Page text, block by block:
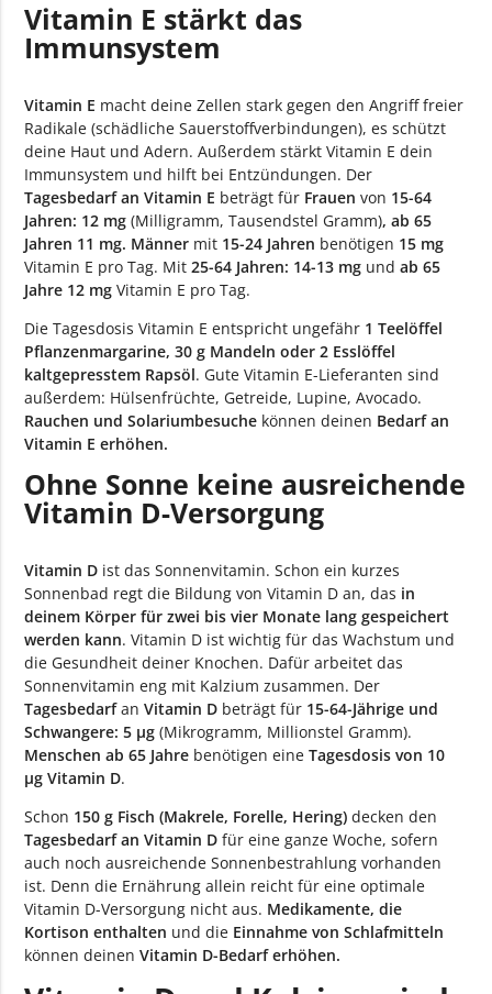
Vitamin E stärkt das
Immunsystem
Vitamin E macht deine Zellen stark gegen den Angriff freier
Radikale (schädliche Sauerstoffverbindungen), es schützt
deine Haut und Adern. Außerdem stärkt Vitamin E dein
Immunsystem und hilft bei Entzündungen. Der
Tagesbedarf an Vitamin E beträgt für Frauenvon 15-64
Jahren: 12 mg(Milligramm, Tausendstel Gramm), ab 65
Jahren 11 mg. Männer mit 15-24 Jahren benötigen 15 mg
Vitamin E pro Tag. Mit25-64 Jahren: 14-13 mg undab 65
Jahre 12 mg Vitamin E pro Tag.
Die Tagesdosis Vitamin E entspricht ungefähr 1 Teelöffel
Pflanzenmargarine, 30 g Mandeln oder 2 Esslöffel
kaltgepresstem Rapsöl. Gute Vitamin E-Lieferanten sind
außerdem: Hülsenfrüchte, Getreide, Lupine, Avocado.
Rauchen und Solariumbesuche können deinen Bedarf an
Vitamin E erhöhen.
Ohne Sonne keine ausreichende
Vitamin D-Versorgung
Vitamin D ist das Sonnenvitamin. Schon ein kurzes
Sonnenbad regt die Bildung von Vitamin D an, das in
deinem Körper für zwei bis vier Monate lang gespeichert
werden kann. Vitamin D ist wichtig für das Wachstum und
die Gesundheit deiner Knochen. Dafür arbeitet das
Sonnenvitamin eng mit Kalzium zusammen. Der
TagesbedarfanVitamin D beträgt für 15-64-Jährige und
Schwangere: 5 µg(Mikrogramm, Millionstel Gramm).
Menschen ab 65 Jahre benötigen eineTagesdosis von 10
µg Vitamin D.
Schon 150 g Fisch (Makrele, Forelle, Hering)decken den
Tagesbedarf an Vitamin Dfür eine ganze Woche, sofern
auch noch ausreichende Sonnenbestrahlung vorhanden
ist. Denn die Ernährung allein reicht für eine optimale
Vitamin D-Versorgung nicht aus. Medikamente, die
Kortison enthalten und die Einnahme von Schlafmitteln
können deinenVitamin D-Bedarf erhöhen.